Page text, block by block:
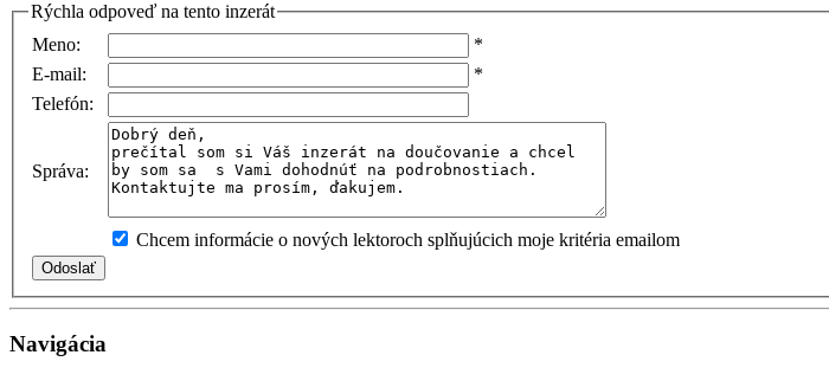
Rýchla odpoveď na tento inzerát
Meno:
*
E-mail:
*
Telefón:
Správa:
Chcem informácie o nových lektoroch splňujúcich moje kritéria emailom
Navigácia